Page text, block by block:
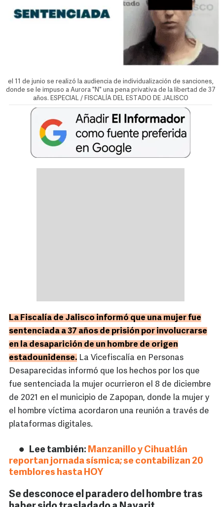
el 11 de junio se realizó la audiencia de individualización de sanciones,
donde se le impuso a Aurora "N" una pena privativa de la libertad de 37
años. ESPECIAL / FISCALÍA DEL ESTADO DE JALISCO
La Fiscalía de Jalisco informó que una mujer fue
sentenciada a 37 años de prisión por involucrarse
en la desaparición de un hombre de origen
estadounidense. La Vicefiscalía en Personas
Desaparecidas informó que los hechos por los que
fue sentenciada la mujer ocurrieron el 8 de diciembre
de 2021 en el municipio de Zapopan, donde la mujer y
el hombre víctima acordaron una reunión a través de
plataformas digitales.
Lee también: Manzanillo y Cihuatlán
reportan jornada sísmica; se contabilizan 20
temblores hasta HOY
Se desconoce el paradero del hombre tras